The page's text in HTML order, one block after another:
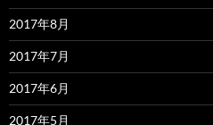
2017年8月
2017年7月
2017年6月
2017年5月